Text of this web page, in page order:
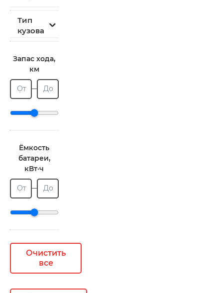
Тип
кузова
Запас хода,
км
От До
Ёмкость
батареи,
кВт·ч
От До
Очистить
все